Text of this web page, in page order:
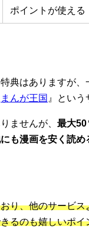
ポイントが使える
典はありますが、
まんが王国 』という
ませんが、 最大50
も漫画を安く読め
り、他のサービス
るのも嬉しいポイ